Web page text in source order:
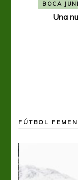
BOCA
Una
FÚTBOL